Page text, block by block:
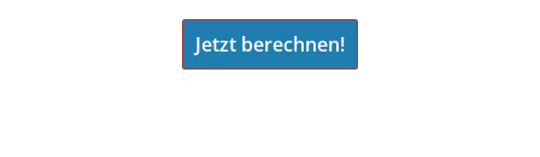
Jetzt berechnen!